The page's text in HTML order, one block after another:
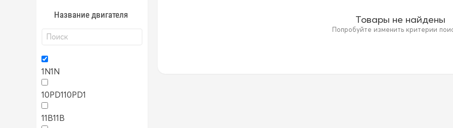
Название двигателя
1N1N
10PD110PD1
11B11B
Товары не найдены
Попробуйте изменить критерии